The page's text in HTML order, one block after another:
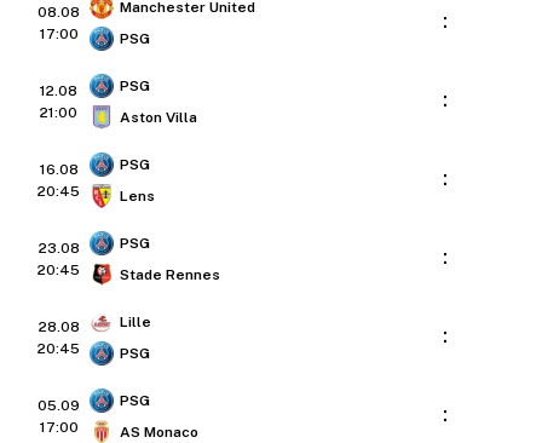
08.08
17:00
Manchester United
PSG
:
12.08
21:00
PSG
Aston Villa
:
16.08
20:45
PSG
Lens
:
23.08
20:45
PSG
Stade Rennes
:
28.08
20:45
Lille
PSG
:
05.09
17:00
PSG
AS Monaco
: